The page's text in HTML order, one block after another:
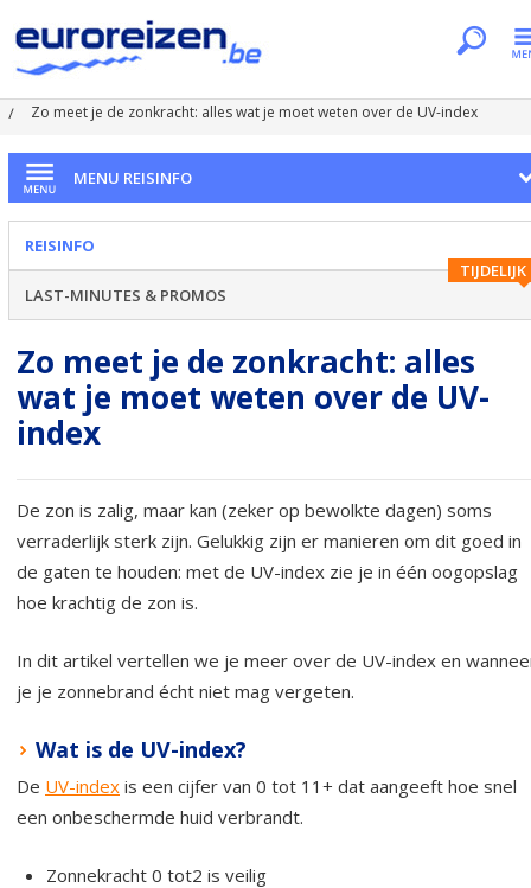
Zo meet je de zonkracht: alles wat je moet weten over de UV-index
MENU REISINFO
REISINFO
TIJDELIJK
LAST-MINUTES & PROMOS
Zo meet je de zonkracht: alles
wat je moet weten over de UV-
index
De zon is zalig, maar kan (zeker op bewolkte dagen) soms
verraderlijk sterk zijn. Gelukkig zijn er manieren om dit goed in
de gaten te houden: met de UV-index zie je in één oogopslag
hoe krachtig de zon is.
In dit artikel vertellen we je meer over de UV-index en
je je zonnebrand écht niet mag vergeten.
Wat is de UV-index?
De UV-index is een cijfer van 0 tot 11+ dat aangeeft hoe snel
een onbeschermde huid verbrandt.
Zonnekracht 0 tot2 is veilig